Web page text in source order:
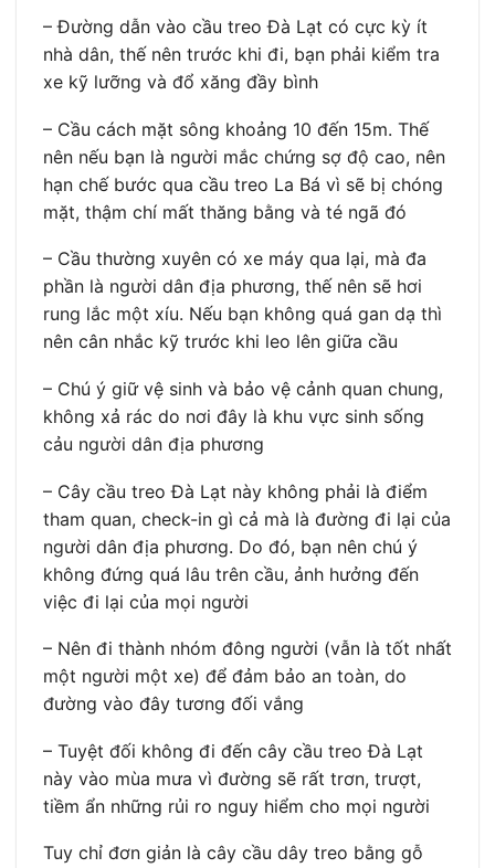
– Đường dẫn vào cầu treo Đà Lạt có cực kỳ ít
nhà dân, thế nên trước khi đi, bạn phải kiểm tra
xe kỹ lưỡng và đổ xăng đầy bình
– Cầu cách mặt sông khoảng 10 đến 15m. Thế
nên nếu bạn là người mắc chứng sợ độ cao, nên
hạn chế bước qua cầu treo La Bá vì sẽ bị chóng
mặt, thậm chí mất thăng bằng và té ngã đó
– Cầu thường xuyên có xe máy qua lại, mà đa
phần là người dân địa phương, thế nên sẽ hơi
rung lắc một xíu. Nếu bạn không quá gan dạ thì
nên cân nhắc kỹ trước khi leo lên giữa cầu
– Chú ý giữ vệ sinh và bảo vệ cảnh quan chung,
không xả rác do nơi đây là khu vực sinh sống
cảu người dân địa phương
– Cây cầu treo Đà Lạt này không phải là điểm
tham quan, check-in gì cả mà là đường đi lại của
người dân địa phương. Do đó, bạn nên chú ý
không đứng quá lâu trên cầu, ảnh hưởng đến
việc đi lại của mọi người
– Nên đi thành nhóm đông người (vẫn là tốt nhất
một người một xe) để đảm bảo an toàn, do
đường vào đây tương đối vắng
– Tuyệt đối không đi đến cây cầu treo Đà Lạt
này vào mùa mưa vì đường sẽ rất trơn, trượt,
tiềm ẩn những rủi ro nguy hiểm cho mọi người
Tuy chỉ đơn giản là cây cầu dây treo bằng gỗ